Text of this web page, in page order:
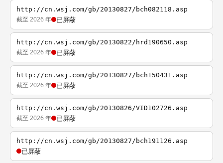
http://cn.wsj.com/gb/20130827/bch082118.asp
截至 2026 年 已屏蔽
http://cn.wsj.com/gb/20130822/hrd190650.asp
截至 2026 年 已屏蔽
http://cn.wsj.com/gb/20130827/bch150431.asp
截至 2026 年 已屏蔽
http://cn.wsj.com/gb/20130826/VID102726.asp
截至 2026 年 已屏蔽
http://cn.wsj.com/gb/20130827/bch191126.asp
已屏蔽